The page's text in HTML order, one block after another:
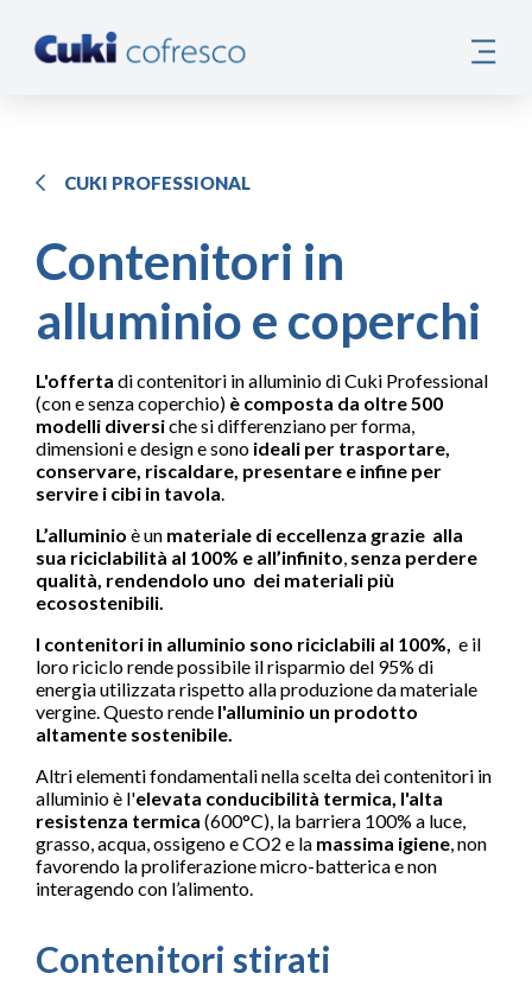
CUKI PROFESSIONAL
Contenitori in
alluminio e coperchi
L'offerta di contenitori in alluminio di Cuki Professional
(con e senza coperchio) è composta da oltre 500
modelli diversiche si differenziano per forma,
dimensioni e design e sono ideali per trasportare,
conservare, riscaldare, presentare e infine per
servire i cibi in tavola.
L’alluminio è un materiale di eccellenza grazie alla
sua riciclabilità al 100% e all’infinito, senza perdere
qualità, rendendolo uno dei materiali più
ecosostenibili.
I contenitori in alluminio sono riciclabili al 100%, e il
loro riciclo rende possibile il risparmio del 95% di
energia utilizzata rispetto alla produzione da materiale
vergine. Questo rende l'alluminio un prodotto
altamente sostenibile.
Altri elementi fondamentali nella scelta dei contenitori in
alluminio è l'elevata conducibilità termica, l'alta
resistenza termica (600°C), la barriera 100% a luce,
grasso, acqua, ossigeno e CO2 e la massima igiene, non
favorendo la proliferazione micro-batterica e non
interagendo con l’alimento.
Contenitori stirati